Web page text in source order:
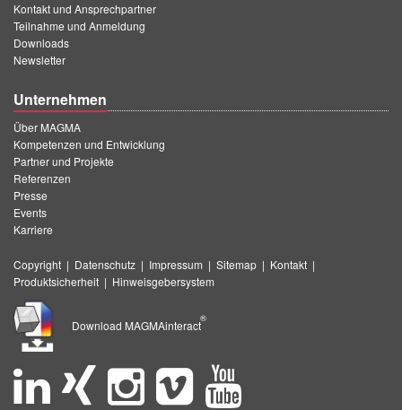
Kontakt und Ansprechpartner
Teilnahme und Anmeldung
Downloads
Newsletter
Unternehmen
Über MAGMA
Kompetenzen und Entwicklung
Partner und Projekte
Referenzen
Presse
Events
Karriere
Copyright | Datenschutz | Impressum | Sitemap | Kontakt |
Produktsicherheit | Hinweisgebersystem
Download MAGMAinteract
®